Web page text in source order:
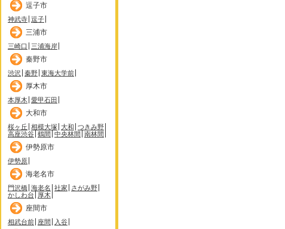
逗子市
神武寺 逗子
三浦市
三崎口 三浦海岸
秦野市
渋沢 秦野 東海大学前
厚木市
本厚木 愛甲石田
大和市
桜ヶ丘 相模大塚 大和 つきみ野
高座渋谷 鶴間 中央林間 南林間
伊勢原市
伊勢原
海老名市
門沢橋 海老名 社家
さがみ野
かしわ台
厚木
座間市
相武台前 座間 入谷